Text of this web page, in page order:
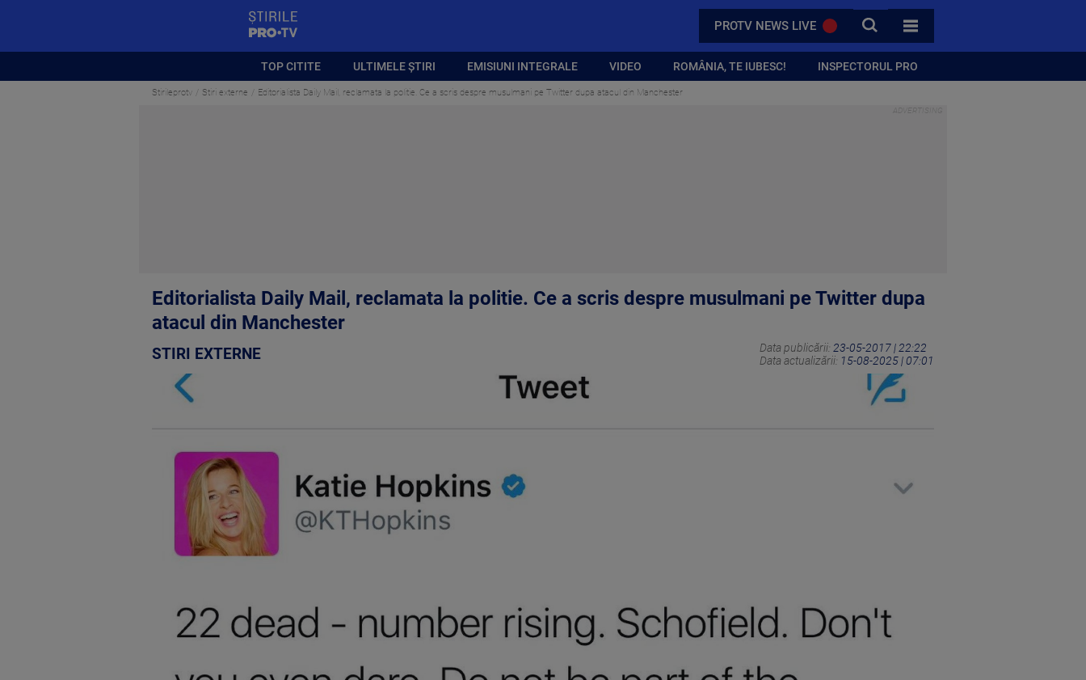
PROTV NEWS LIVE CAUTA
TOATE CATEGORIILE
TOP CITITE ULTIMELE ȘTIRI EMISIUNI INTEGRALE VIDEO ROMÂNIA, TE IUBESC! INSPECTORUL PRO
Stirileprotv Stiri externe Editorialista Daily Mail, reclamata la politie. Ce a scris despre musulmani pe Twitter dupa atacul din Manchester
Editorialista Daily Mail, reclamata la politie. Ce a scris despre musulmani pe Twitter dupa
atacul din Manchester
STIRI EXTERNE Data publicării: 23-05-2017 | 22:22
Data actualizării: 15-08-2025 | 07:01